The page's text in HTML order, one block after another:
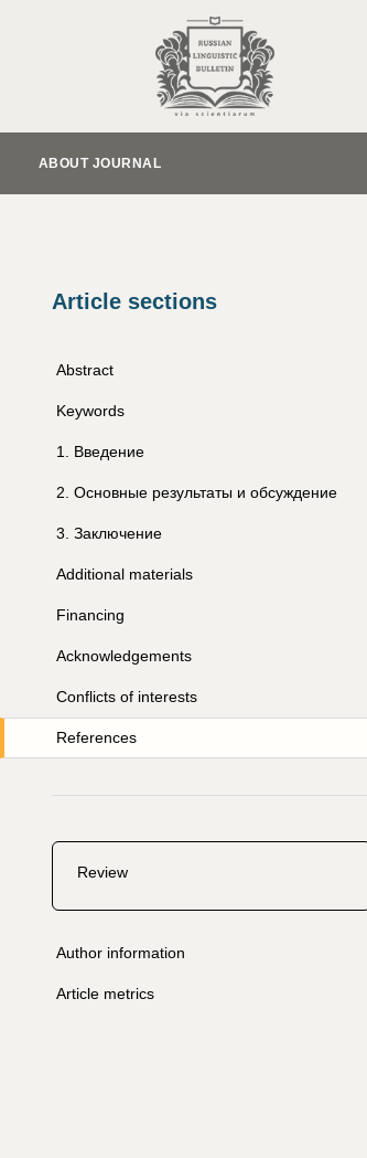
ABOUT JOURNAL
Article sections
Abstract
Keywords
1 Введение
2 Основные результаты и обсуждение
3 Заключение
Additional materials
Financing
Acknowledgements
Conflicts of interests
References
Review
Author information
Article metrics